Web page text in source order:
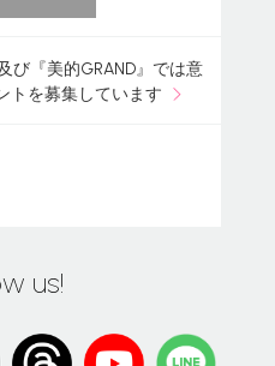
び『美的GRAND』では意
トを募集しています
us!